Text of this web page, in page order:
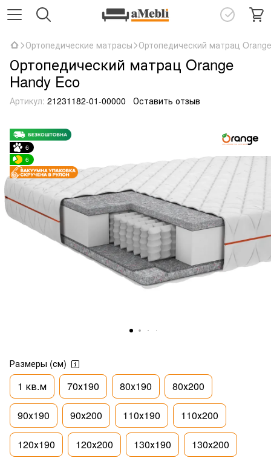
Ортопедические матрасы Ортопедический матрац
Ортопедический матрац Orange
Handy Eco
Артикул: 21231182-01-00000 Оставить отзыв
6
6
Размеры (см)
1 кв.м 70х190 80х190 80х200
90х190 90х200 110х190 110х200
120х190 120х200 130х190 130х200